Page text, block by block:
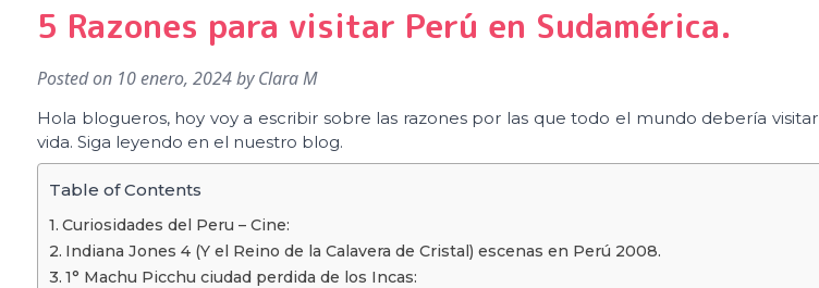
5 Razones para visitar Perú en Sudamérica.
Posted on 10 enero, 2024byClara M
Hola blogueros, hoy voy a escribir sobre las razones por las que todo el mundo debería visitar
vida. Siga leyendo en el nuestro blog.
Table of Contents
Curiosidades del Peru – Cine:
Indiana Jones 4 (Y el Reino de la Calavera de Cristal) escenas en Perú 2008.
1° Machu Picchu ciudad perdida de los Incas: